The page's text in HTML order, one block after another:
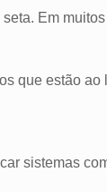
Em
que estão ao
sistemas